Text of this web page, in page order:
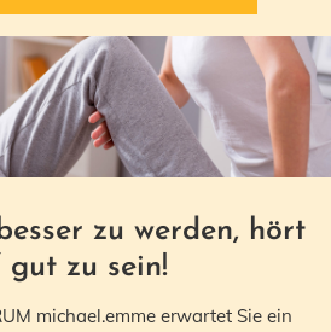
zu werden, hört
gut zu sein!
michael.emme erwartet Sie ein